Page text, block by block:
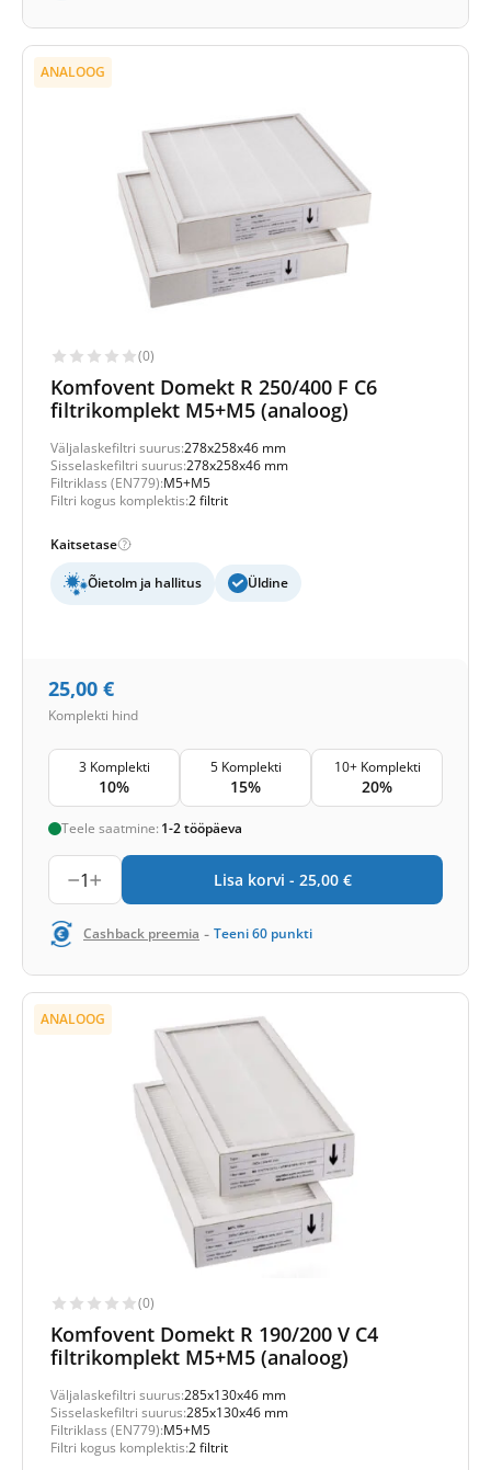
ANALOOG
(0)
Komfovent Domekt R 250/400 F C6
filtrikomplekt M5+M5 (analoog)
Väljalaskefiltri suurus:278x258x46 mm
Sisselaskefiltri suurus:278x258x46 mm
Filtriklass (EN779):M5+M5
Filtri kogus komplektis:2 filtrit
Kaitsetase
Õietolm ja hallitus Üldine
25,00 €
Komplekti hind
3 Komplekti
10%
5 Komplekti
15%
10+ Komplekti
20%
Teele saatmine: 1-2 tööpäeva
1 Lisa korvi - 25,00 €
Cashback preemia - Teeni60 punkti
ANALOOG
(0)
Komfovent Domekt R 190/200 V C4
filtrikomplekt M5+M5 (analoog)
Väljalaskefiltri suurus:285x130x46 mm
Sisselaskefiltri suurus:285x130x46 mm
Filtriklass (EN779):M5+M5
Filtri kogus komplektis:2 filtrit